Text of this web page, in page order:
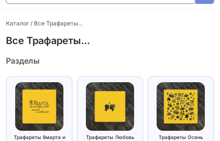
Каталог / Все Трафареты...
Все Трафареты...
Разделы
Трафареты 8марта и
Трафареты Любовь Трафареты Осень